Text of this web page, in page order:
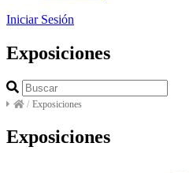
Iniciar Sesión
Exposiciones
/ Exposiciones
Exposiciones